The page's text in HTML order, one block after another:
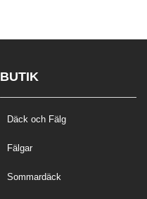
BUTIK
Däck och Fälg
Fälgar
Sommardäck